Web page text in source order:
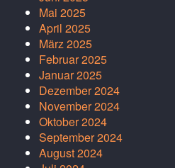
Mai 2025
April 2025
März 2025
Februar 2025
Januar 2025
Dezember 2024
November 2024
Oktober 2024
September 2024
August 2024